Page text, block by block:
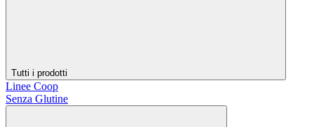
Tutti i prodotti
Linee Coop
Senza Glutine